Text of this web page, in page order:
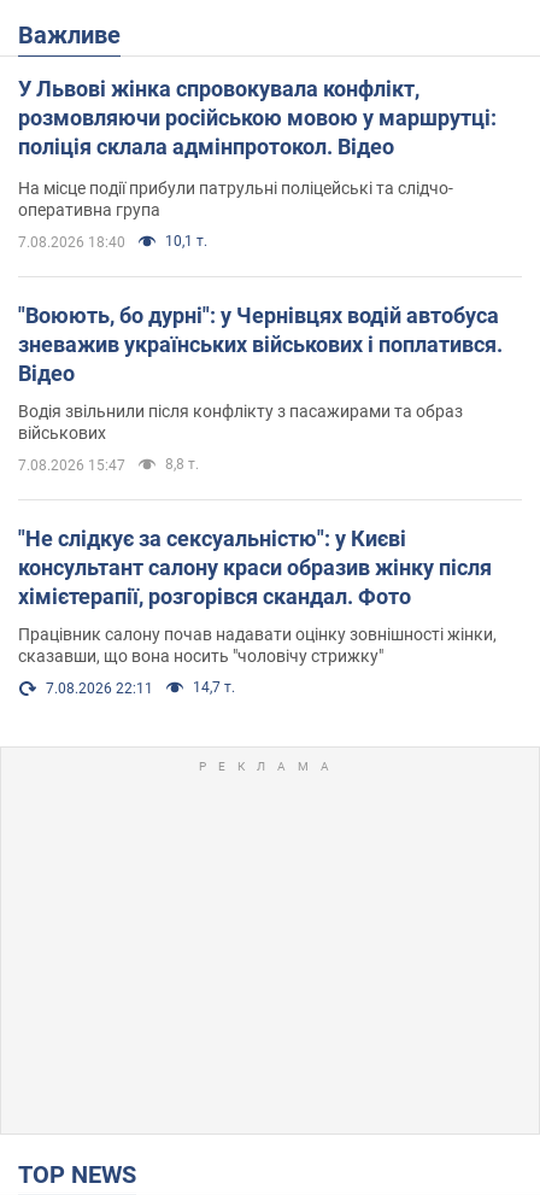
Важливе
У Львові жінка спровокувала конфлікт,
розмовляючи російською мовою у маршрутці:
поліція склала адмінпротокол. Відео
На місце події прибули патрульні поліцейські та слідчо-
оперативна група
7.08.2026 18:40 10,1 т.
"Воюють, бо дурні": у Чернівцях водій автобуса
зневажив українських військових і поплатився.
Відео
Водія звільнили після конфлікту з пасажирами та образ
військових
7.08.2026 15:47 8,8 т.
"Не слідкує за сексуальністю": у Києві
консультант салону краси образив жінку після
хімієтерапії, розгорівся скандал. Фото
Працівник салону почав надавати оцінку зовнішності жінки,
сказавши, що вона носить "чоловічу стрижку"
7.08.2026 22:11 14,7 т.
TOP NEWS